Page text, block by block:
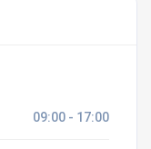
09:00 - 17:00